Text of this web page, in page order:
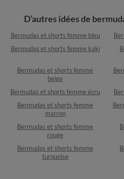
D’autres idées de
Bermudas et shorts femme bleu
Bermudas et shorts femme kaki
Bermudas et shorts femme
beige
Bermudas et shorts femme écru
Bermudas et shorts femme
marron
Bermudas et shorts femme
rouge
Bermudas et shorts femme
turquoise